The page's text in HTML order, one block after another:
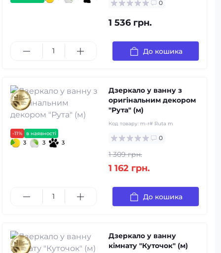
0
1 536 грн.
До кошика
-11% в наявності
3 3 3
Дзеркало у ванну з
оригінальним декором
"Рута" (м)
Код товару: m-r# Ruta m
0
1 309 грн.
1 162 грн.
До кошика
Дзеркало у ванну
кімнату "Куточок" (м)